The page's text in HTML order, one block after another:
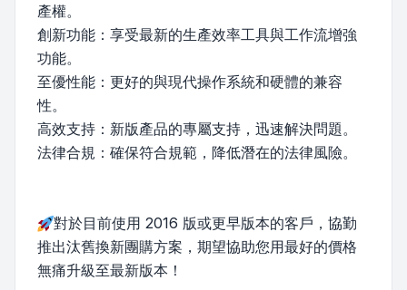
產權。
創新功能：享受最新的生產效率工具與工作流增強
功能。
至優性能：更好的與現代操作系統和硬體的兼容
性。
高效支持：新版產品的專屬支持，迅速解決問題。
法律合規：確保符合規範，降低潛在的法律風險。
對於目前使用 2016 版或更早版本的客戶，協勤
推出汰舊換新團購方案，期望協助您用最好的價格
無痛升級至最新版本！